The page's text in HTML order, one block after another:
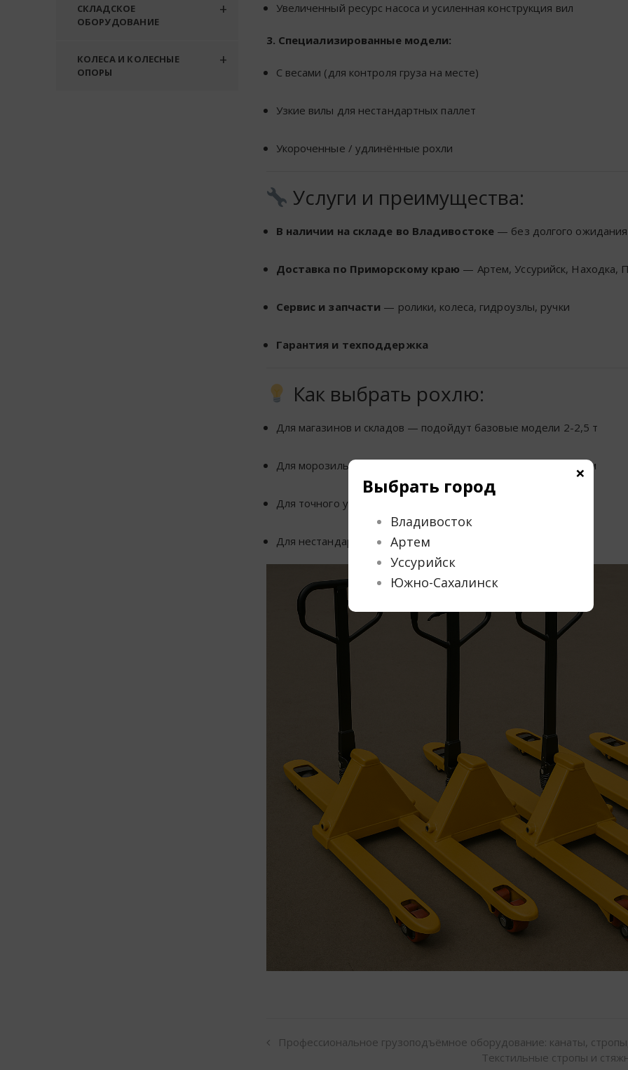
СКЛАДСКОЕ
ОБОРУДОВАНИЕ
КОЛЕСА И КОЛЕСНЫЕ
ОПОРЫ
Увеличенный ресурс насоса и усиленная конструкция вил
3. Специализированные модели:
С весами (для контроля груза на месте)
Узкие вилы для нестандартных паллет
Укороченные / удлинённые рохли
Услуги и преимущества:
В наличии на складе во Владивостоке — без долгого ожидания
Доставка по Приморскому краю — Артем, Уссурийск, Находка,
Сервис и запчасти — ролики, колеса, гидроузлы, ручки
Гарантия и техподдержка
Как выбрать рохлю:
Для магазинов и складов — подойдут базовые модели 2-2,5 т
Для морозильных камер — рохли с оцинкованным покрытием
Для точного учета — модели с весами
Для нестандартной тары — короткие или длинные вилы
Профессиональное грузоподъёмное оборудование: канаты,
Текстильные стропы и
Выбрать город
Владивосток
Артем
Уссурийск
Южно-Сахалинск
×